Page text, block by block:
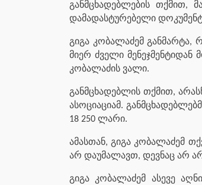
განმცხადებლების თქმით,
დამადასტურებელი
გიგა კობალაძემ განმარტა,
მიერ ძველი
კობალაძის ვალი.
განმცხადებლის თქმით,
ასოციაციამ.
18 250 ლარი.
ამასთან, გიგა კობალაძემ
არ დაუმალავთ, დევნაც არ
გიგა კობალაძემ ასევე